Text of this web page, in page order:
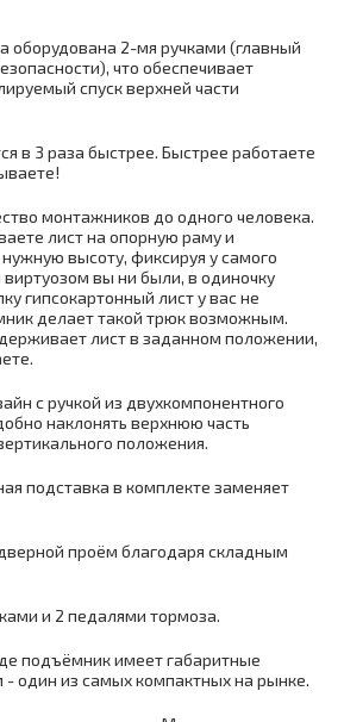
оборудована 2-мя ручками (главный
что обеспечивает
спуск верхней части
в 3 раза быстрее. Быстрее работаете
монтажников до одного человека.
лист на опорную раму и
высоту, фиксируя у самого
вы ни были, в одиночку
гипсокартонный лист у вас не
делает такой трюк возможным.
лист в заданном положении,
с ручкой из двухкомпонентного
наклонять верхнюю часть
положения.
подставка в комплекте заменяет
проём благодаря складным
и 2 педалями тормоза.
подъёмник имеет габаритные
один из самых компактных на рынке.